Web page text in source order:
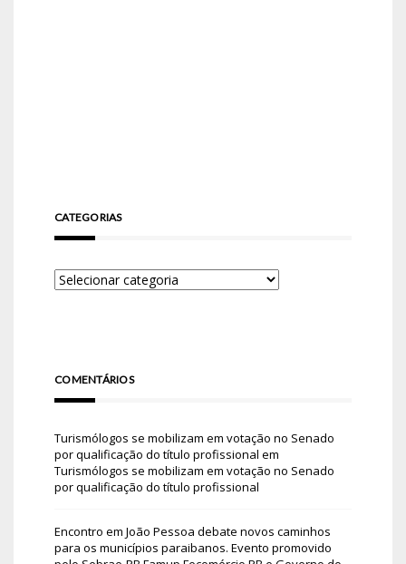
CATEGORIAS
COMENTÁRIOS
Turismólogos se mobilizam em votação no Senado
por qualificação do título profissional em
Turismólogos se mobilizam em votação no Senado
por qualificação do título profissional
Encontro em João Pessoa debate novos caminhos
para os municípios paraibanos. Evento promovido